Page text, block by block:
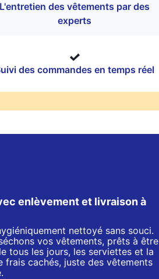
L'entretien des vêtements par des
experts
des commandes en temps réel
enlèvement et livraison à
nettoyé sans souci.
vos vêtements, prêts à être
tous les jours, les serviettes et la
frais cachés, juste des vêtements